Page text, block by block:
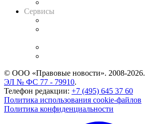
Сервисы
© ООО «Правовые новости». 2008-2026.
ЭЛ № ФС 77 - 79910.
Телефон редакции: +7 (495) 645 37 60
Политика использования cookie-файлов
Политика конфиденциальности